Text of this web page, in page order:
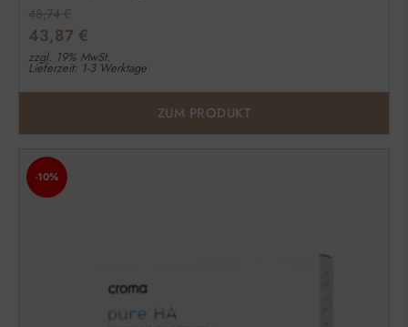
48,74€
43,87 €
zzgl. 19% MwSt.
Lieferzeit: 1-3 Werktage
ZUM PRODUKT
-10%